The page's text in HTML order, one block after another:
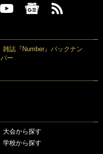
雑誌『Number』バックナン
バー
大会から探す
学校から探す